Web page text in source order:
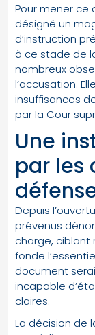
Pour mener ce
désigné un
d’instruction
à ce stade de
nombreux
l’accusation.
insuffisances
par la Cour
Une
par les
Depuis
prévenus
charge, ciblant
fonde
document
incapable
claires.
La décision de